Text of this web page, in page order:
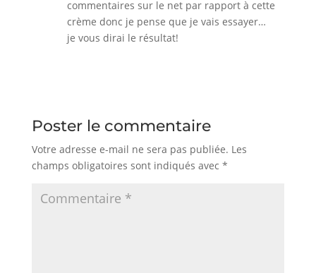
commentaires sur le net par rapport à cette
crème donc je pense que je vais essayer…
je vous dirai le résultat!
Poster le commentaire
Votre adresse e-mail ne sera pas publiée. Les
champs obligatoires sont indiqués avec *